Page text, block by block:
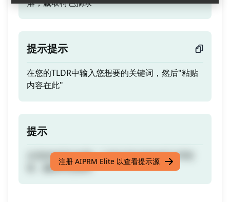
落，赢取特色摘录
提示提示
在您的TLDR中输入您想要的关键词，然后"粘贴
内容在此"
提示
从您的内容中创建一个经过SEO优化的TLDR段
落，赢取特色摘录
注册 AIPRM Elite 以查看提示源